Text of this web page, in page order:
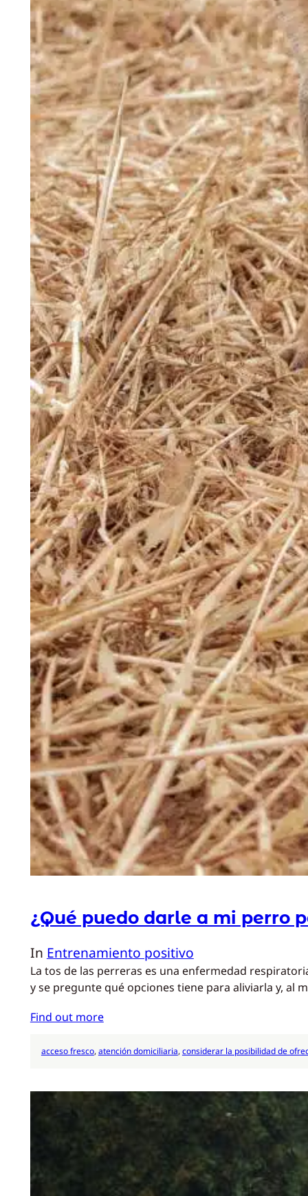
¿Qué puedo darle a mi perro
In Entrenamiento positivo
La tos de las perreras es una enfermedad
y se pregunte qué opciones tiene para aliviarla y, al
Find out more
acceso fresco, atención domiciliaria, considerar la posibilidad de